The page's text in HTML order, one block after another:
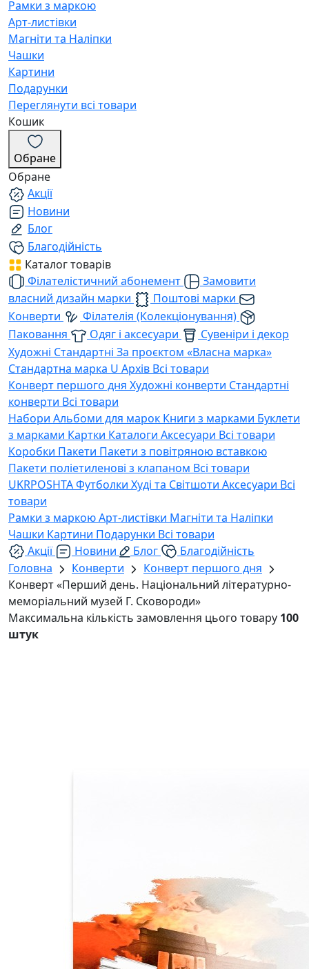
Рамки з маркою
Арт-листівки
Магніти та Наліпки
Чашки
Картини
Подарунки
Переглянути всі товари
Кошик
Обране
Обране
Акції
Новини
Блог
Благодійність
Каталог товарів
Філателістичний абонемент
Замовити
власний дизайн марки
Поштові марки
Конверти
Філателія (Колекціонування)
Паковання
Одяг і аксесуари
Сувеніри і декор
Художні Стандартні За проєктом «Власна марка»
Стандартна марка U Архів Всі товари
Конверт першого дня Художні конверти Стандартні
конверти Всі товари
Набори Альбоми для марок Книги з марками Буклети
з марками Картки Каталоги Аксесуари Всі товари
Коробки Пакети Пакети з повітряною вставкою
Пакети поліетиленові з клапаном Всі товари
UKRPOSHTAФутболки Худі та Світшоти Аксесуари Всі
товари
Рамки з маркоюАрт-листівки Магніти та Наліпки
Чашки Картини Подарунки Всі товари
Акції
Новини Блог
Благодійність
Головна
Конверти
Конверт першого дня
Конверт «Перший день. Національний літературно-
меморіальний музей Г. Сковороди»
Максимальна кількість замовлення цього товару 100
штук